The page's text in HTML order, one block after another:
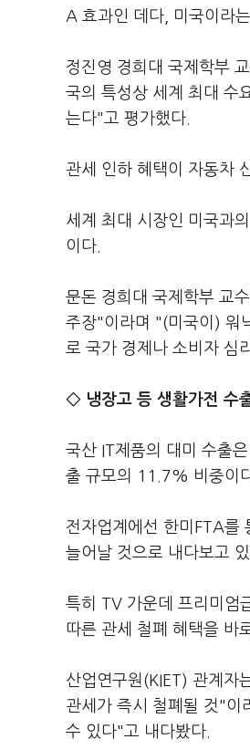
A 효과인 데다, 미국이라
정진영 경희대 국제학부
국의 특성상 세계 최대 수
는다"고 평가했다.
관세 인하 혜택이 자동차
세계 최대 시장인 미국과
이다.
문돈 경희대 국제학부 교
주장"이라며 "(미국이) 워
로 국가 경제나 소비자 심
◇ 냉장고 등 생활가전 수
국산 IT제품의 대미 수출
출 규모의 11.7% 비중이
전자업계에선 한미FTA를
늘어날 것으로 내다보고 있
특히 TV 가운데 프리미엄
따른 관세 철폐 혜택을 바
산업연구원(KIET) 관계자
관세가 즉시 철폐될 것"이
수 있다"고 내다봤다.